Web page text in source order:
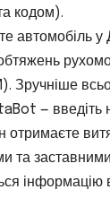
кодом).
автомобіль
Зручніше
— введіть
отримаєте
та
інформацію